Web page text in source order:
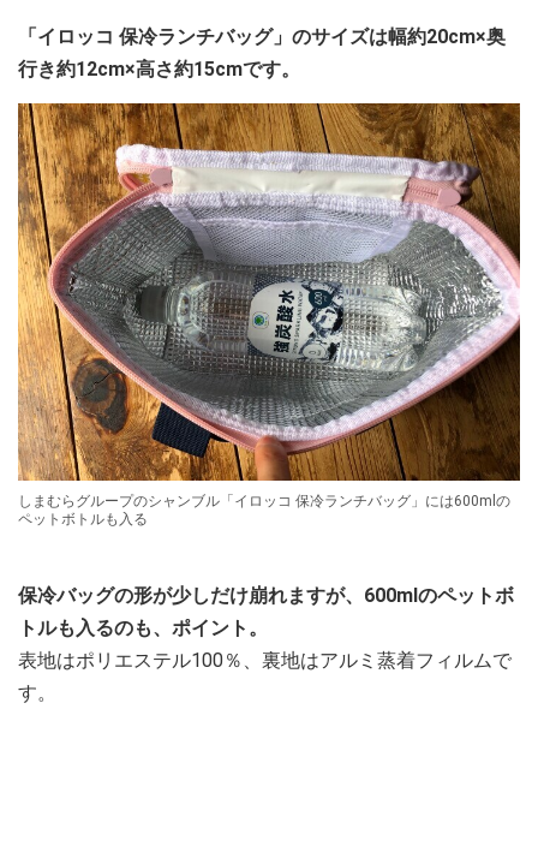
「イロッコ 保冷ランチバッグ」のサイズは幅約20cm×奥
行き約12cm×高さ約15cmです。
しまむらグループのシャンブル「イロッコ 保冷ランチバッグ」には600mlの
ペットボトルも入る
保冷バッグの形が少しだけ崩れますが、600mlのペットボ
トルも入るのも、ポイント。
表地はポリエステル100％、裏地はアルミ蒸着フィルムで
す。